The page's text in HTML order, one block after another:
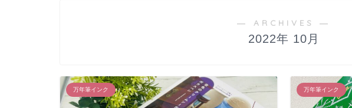
― ARCHIVES ―
2022年 10月
万年筆インク 万年筆インク